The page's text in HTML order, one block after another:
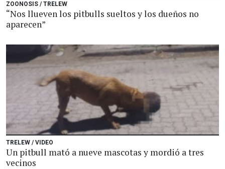
ZOONOSIS / TRELEW
“Nos llueven los pitbulls sueltos y los dueños no
aparecen”
TRELEW / VIDEO
Un pitbull mató a nueve mascotas y mordió a tres
vecinos